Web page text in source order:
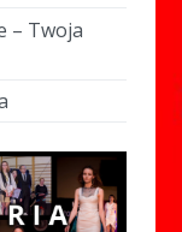
– Twoja